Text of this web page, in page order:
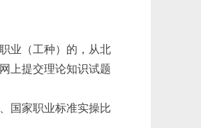
业（工种）的，从北
上提交理论知识试题
国家职业标准实操比